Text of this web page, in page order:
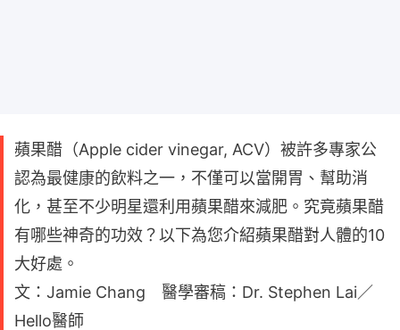
蘋果醋（Apple cider vinegar, ACV）被許多專家公
認為最健康的飲料之一，不僅可以當開胃、幫助消
化，甚至不少明星還利用蘋果醋來減肥。究竟蘋果醋
有哪些神奇的功效？以下為您介紹蘋果醋對人體的10
大好處。
文：Jamie Chang 醫學審稿：Dr. Stephen Lai／
Hello醫師